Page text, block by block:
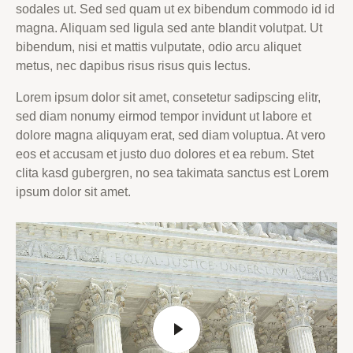
sodales ut. Sed sed quam ut ex bibendum commodo id id
magna. Aliquam sed ligula sed ante blandit volutpat. Ut
bibendum, nisi et mattis vulputate, odio arcu aliquet
metus, nec dapibus risus risus quis lectus.
Lorem ipsum dolor sit amet, consetetur sadipscing elitr,
sed diam nonumy eirmod tempor invidunt ut labore et
dolore magna aliquyam erat, sed diam voluptua. At vero
eos et accusam et justo duo dolores et ea rebum. Stet
clita kasd gubergren, no sea takimata sanctus est Lorem
ipsum dolor sit amet.